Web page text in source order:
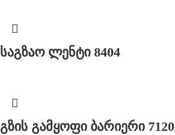
საგზაო ლენტი 8404
გზის გამყოფი ბარიერი 7120